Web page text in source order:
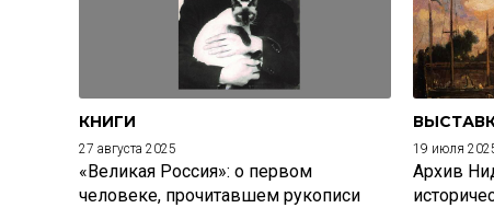
КНИГИ
27 августа 2025
«Великая Россия»: о первом
человеке, прочитавшем рукописи
19 июля
Архив